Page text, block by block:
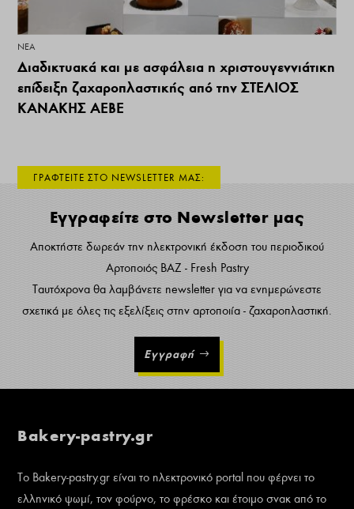
ΝΕΑ
Διαδικτυακά και με ασφάλεια η χριστουγεννιάτικη
επίδειξη ζαχαροπλαστικής από την ΣΤΕΛΙΟΣ
ΚΑΝΑΚΗΣ ΑΕΒΕ
ΓΡΑΦΤΕΙΤΕ ΣΤΟ NEWSLETTER ΜΑΣ:
Εγγραφείτε στο Newsletter μας
Αποκτήστε δωρεάν την ηλεκτρονική έκδοση του περιοδικού
Αρτοποιός ΒΑΖ - Fresh Pastry
Ταυτόχρονα θα λαμβάνετε newsletter για να ενημερώνεστε
σχετικά με όλες τις εξελίξεις στην αρτοποιία - ζαχαροπλαστική.
Εγγραφή
Bakery-pastry.gr
Το Bakery-pastry.gr είναι το ηλεκτρονικό portal που φέρνει το
ελληνικό ψωμί, τον φούρνο, το φρέσκο και έτοιμο σνακ από το